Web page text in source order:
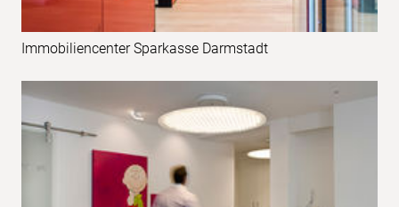
Immobiliencenter Sparkasse Darmstadt